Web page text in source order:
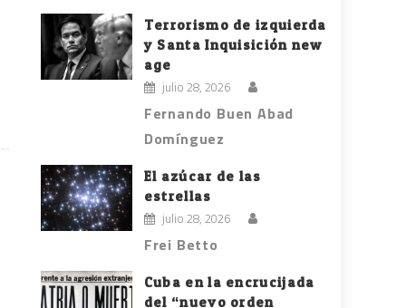
Terrorismo de izquierda
y Santa Inquisición new
age
julio 28, 2026
Fernando Buen Abad
Domínguez
El azúcar de las
estrellas
julio 28, 2026
Frei Betto
Cuba en la encrucijada
del “nuevo orden